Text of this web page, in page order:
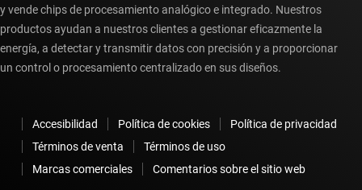
y vende chips de procesamiento analógico e integrado. Nuestros
productos ayudan a nuestros clientes a gestionar eficazmente la
energía, a detectar y transmitir datos con precisión y a proporcionar
un control o procesamiento centralizado en sus diseños.
Accesibilidad Política de cookies
Política de privacidad
Términos de venta
Términos de uso
Marcas comerciales
Comentarios sobre el sitio web